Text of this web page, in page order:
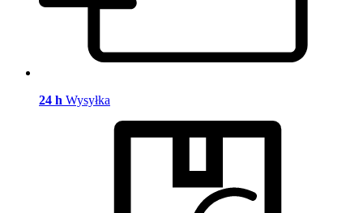
24 h Wysyłka